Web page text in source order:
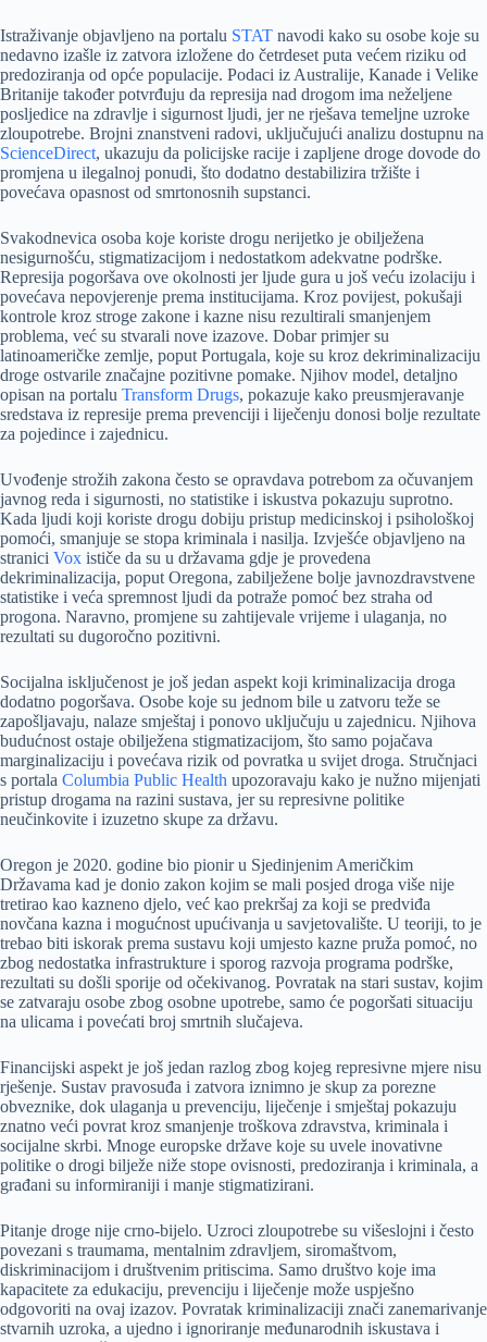
Istraživanje objavljeno na portalu STAT navodi kako su osobe koje su
nedavno izašle iz zatvora izložene do četrdeset puta većem riziku od
predoziranja od opće populacije. Podaci iz Australije, Kanade i Velike
Britanije također potvrđuju da represija nad drogom ima neželjene
posljedice na zdravlje i sigurnost ljudi, jer ne rješava temeljne uzroke
zloupotrebe. Brojni znanstveni radovi, uključujući analizu dostupnu na
ScienceDirect, ukazuju da policijske racije i zapljene droge dovode do
promjena u ilegalnoj ponudi, što dodatno destabilizira tržište i
povećava opasnost od smrtonosnih supstanci.
Svakodnevica osoba koje koriste drogu nerijetko je obilježena
nesigurnošću, stigmatizacijom i nedostatkom adekvatne podrške.
Represija pogoršava ove okolnosti jer ljude gura u još veću izolaciju i
povećava nepovjerenje prema institucijama. Kroz povijest, pokušaji
kontrole kroz stroge zakone i kazne nisu rezultirali smanjenjem
problema, već su stvarali nove izazove. Dobar primjer su
latinoameričke zemlje, poput Portugala, koje su kroz dekriminalizaciju
droge ostvarile značajne pozitivne pomake. Njihov model, detaljno
opisan na portalu Transform Drugs, pokazuje kako preusmjeravanje
sredstava iz represije prema prevenciji i liječenju donosi bolje rezultate
za pojedince i zajednicu.
Uvođenje strožih zakona često se opravdava potrebom za očuvanjem
javnog reda i sigurnosti, no statistike i iskustva pokazuju suprotno.
Kada ljudi koji koriste drogu dobiju pristup medicinskoj i psihološkoj
pomoći, smanjuje se stopa kriminala i nasilja. Izvješće objavljeno na
stranici Vox ističe da su u državama gdje je provedena
dekriminalizacija, poput Oregona, zabilježene bolje javnozdravstvene
statistike i veća spremnost ljudi da potraže pomoć bez straha od
progona. Naravno, promjene su zahtijevale vrijeme i ulaganja, no
rezultati su dugoročno pozitivni.
Socijalna isključenost je još jedan aspekt koji kriminalizacija droga
dodatno pogoršava. Osobe koje su jednom bile u zatvoru teže se
zapošljavaju, nalaze smještaj i ponovo uključuju u zajednicu. Njihova
budućnost ostaje obilježena stigmatizacijom, što samo pojačava
marginalizaciju i povećava rizik od povratka u svijet droga. Stručnjaci
s portala Columbia Public Health upozoravaju kako je nužno mijenjati
pristup drogama na razini sustava, jer su represivne politike
neučinkovite i izuzetno skupe za državu.
Oregon je 2020. godine bio pionir u Sjedinjenim Američkim
Državama kad je donio zakon kojim se mali posjed droga više nije
tretirao kao kazneno djelo, već kao prekršaj za koji se predviđa
novčana kazna i mogućnost upućivanja u savjetovalište. U teoriji, to je
trebao biti iskorak prema sustavu koji umjesto kazne pruža pomoć, no
zbog nedostatka infrastrukture i sporog razvoja programa podrške,
rezultati su došli sporije od očekivanog. Povratak na stari sustav, kojim
se zatvaraju osobe zbog osobne upotrebe, samo će pogoršati situaciju
na ulicama i povećati broj smrtnih slučajeva.
Financijski aspekt je još jedan razlog zbog kojeg represivne mjere nisu
rješenje. Sustav pravosuđa i zatvora iznimno je skup za porezne
obveznike, dok ulaganja u prevenciju, liječenje i smještaj pokazuju
znatno veći povrat kroz smanjenje troškova zdravstva, kriminala i
socijalne skrbi. Mnoge europske države koje su uvele inovativne
politike o drogi bilježe niže stope ovisnosti, predoziranja i kriminala, a
građani su informiraniji i manje stigmatizirani.
Pitanje droge nije crno-bijelo. Uzroci zloupotrebe su višeslojni i često
povezani s traumama, mentalnim zdravljem, siromaštvom,
diskriminacijom i društvenim pritiscima. Samo društvo koje ima
kapacitete za edukaciju, prevenciju i liječenje može uspješno
odgovoriti na ovaj izazov. Povratak kriminalizaciji znači zanemarivanje
stvarnih uzroka, a ujedno i ignoriranje međunarodnih iskustava i